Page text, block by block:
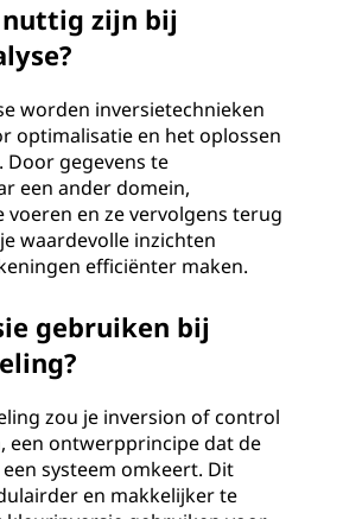
zijn bij
worden inversietechnieken
optimalisatie en het oplossen
Door gegevens te
een ander domein,
en ze vervolgens terug
waardevolle inzichten
efficiënter maken.
gebruiken bij
zou je inversion of control
een ontwerpprincipe dat de
systeem omkeert. Dit
en makkelijker te